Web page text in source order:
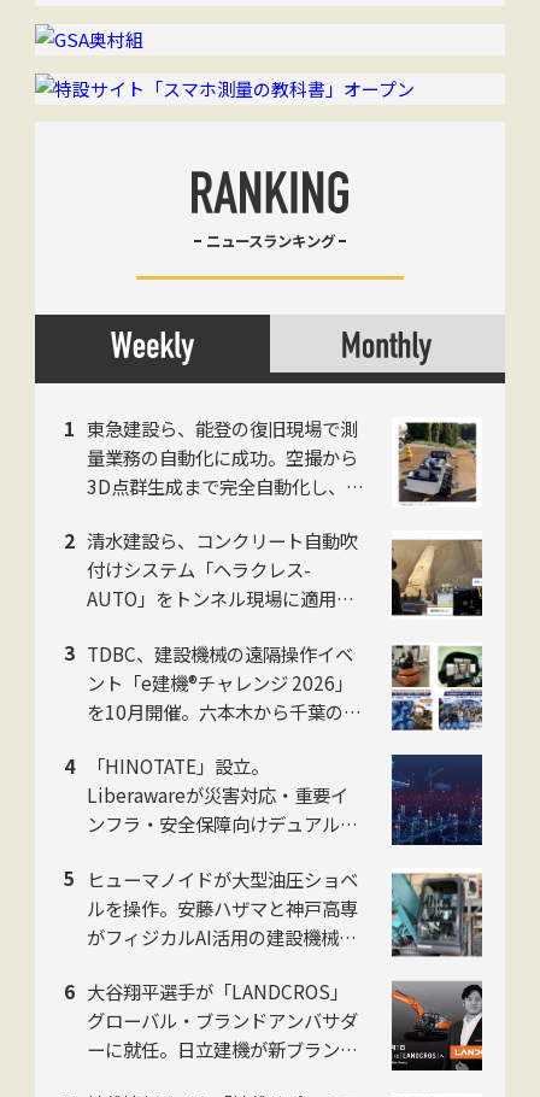
ニュースランキング
東急建設ら、能登の復旧現場で測
量業務の自動化に成功。空撮から
3D点群生成まで完全自動化し、工
清水建設ら、コンクリート自動吹
付けシステム「ヘラクレス-
AUTO」をトンネル現場に適用。
し、均質な自動吹付けを実現
TDBC、建設機械の遠隔操作イベ
ント「e建機®チャレンジ 2026」
を10月開催。六本木から千葉の油
「HINOTATE」設立。
Liberawareが災害対応・重要イ
ンフラ・安全保障向けデュアルユ
立
ヒューマノイドが大型油圧ショベ
ルを操作。安藤ハザマと神戸高専
がフィジカルAI活用の建設機械自
大谷翔平選手が「LANDCROS」
グローバル・ブランドアンバサダ
ーに就任。日立建機が新ブランド